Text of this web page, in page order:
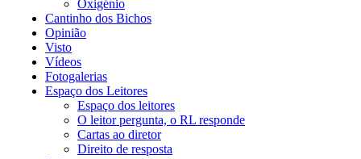
Oxigénio
Cantinho dos Bichos
Opinião
Visto
Vídeos
Fotogalerias
Espaço dos Leitores
Espaço dos leitores
O leitor pergunta, o RL responde
Cartas ao diretor
Direito de resposta